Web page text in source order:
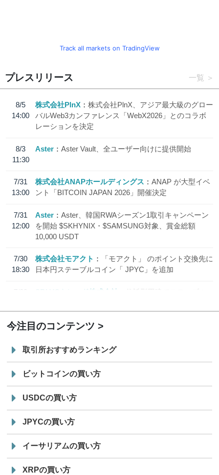
Track all markets on TradingView
プレスリリース 一覧
8/5
14:00
株式会社PlnX
株式会社PlnX、アジア最大級のグロー
バルWeb3カンファレンス「WebX2026」とのコラボ
レーションを決定
8/3
11:30
Aster Aster Vault、全ユーザー向けに提供開始
7/31
13:00
株式会社ANAPホールディングス
ANAP が大型イベ
ント「BITCOIN JAPAN 2026」開催決定
7/31
12:00
Aster
Aster、韓国RWAシーズン1取引キャンペーン
を開始 $SKHYNIX・$SAMSUNG対象、賞金総額
10,000 USDT
7/30
18:30
株式会社モアクト
「モアクト」 のポイント交換先に
日本円ステーブルコイン「 JPYC」を追加
7/29
SBI VCトレード株式会社
信託型円建てステーブル
今注目のコンテンツ
取引所おすすめランキング
ビットコインの買い方
USDCの買い方
JPYCの買い方
イーサリアムの買い方
XRPの買い方